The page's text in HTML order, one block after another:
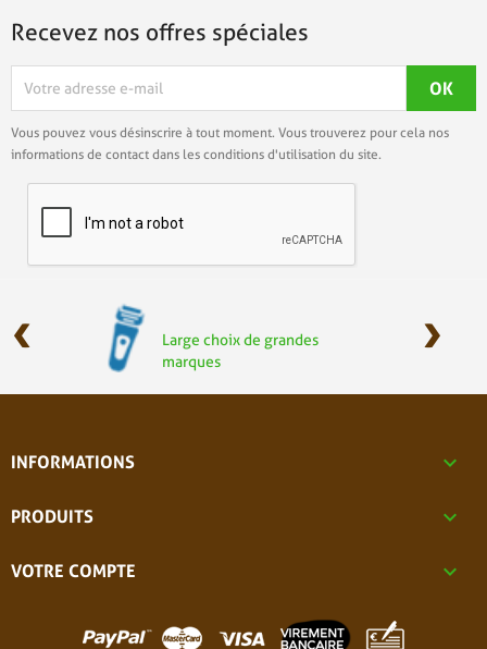
Recevez nos offres spéciales
Vous pouvez vous désinscrire à tout moment. Vous trouverez pour cela nos
informations de contact dans les conditions d'utilisation du site.
Large choix de grandes
marques
‹ ›
INFORMATIONS 
PRODUITS 
VOTRE COMPTE 